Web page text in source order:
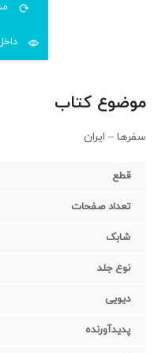
موضوع کتاب
سفرها – ایران
قطع
تعداد صفحات
شابک
نوع جلد
دیویی
پدیدآورنده